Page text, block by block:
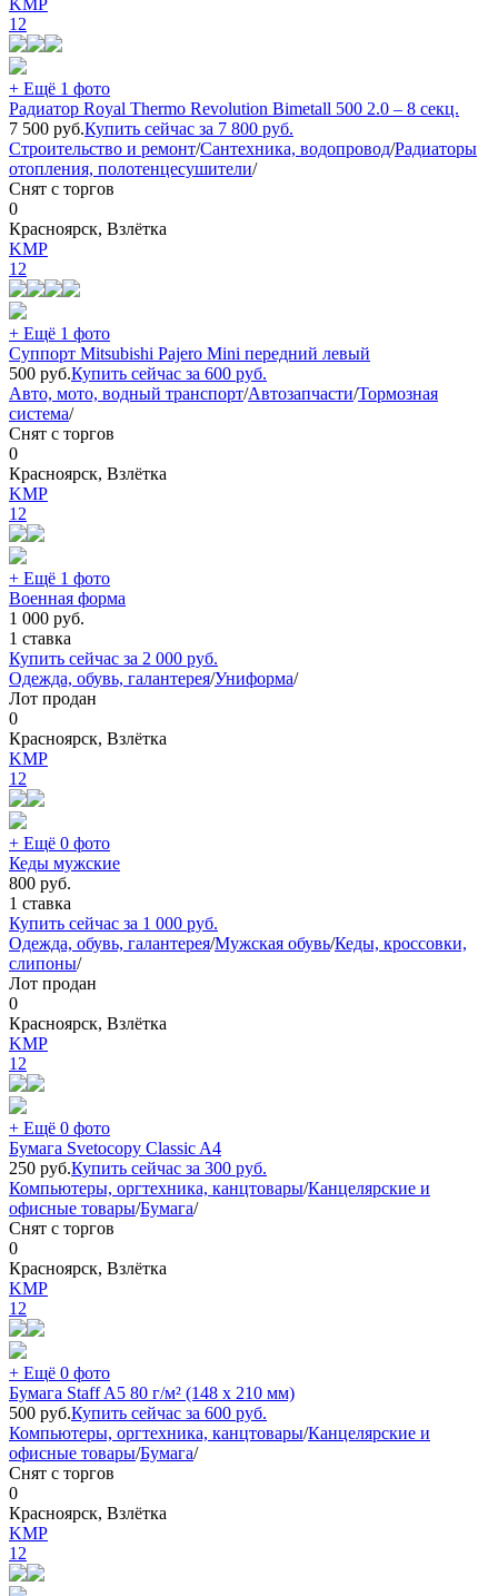
KMP
12
+ Ещё 1 фото
Радиатор Royal Thermo Revolution Bimetall 500 2.0 – 8 секц.
7 500 руб.Купить сейчас за 7 800 руб.
Строительство и ремонт/Сантехника, водопровод/Радиаторы
отопления, полотенцесушители/
Снят с торгов
0
Красноярск, Взлётка
KMP
12
+ Ещё 1 фото
Суппорт Mitsubishi Pajero Mini передний левый
500 руб.Купить сейчас за 600 руб.
Авто, мото, водный транспорт/Автозапчасти/Тормозная
система/
Снят с торгов
0
Красноярск, Взлётка
KMP
12
+ Ещё 1 фото
Военная форма
1 000 руб.
1 ставка
Купить сейчас за 2 000 руб.
Одежда, обувь, галантерея/Униформа/
Лот продан
0
Красноярск, Взлётка
KMP
12
+ Ещё 0 фото
Кеды мужские
800 руб.
1 ставка
Купить сейчас за 1 000 руб.
Одежда, обувь, галантерея/Мужская обувь/Кеды, кроссовки,
слипоны/
Лот продан
0
Красноярск, Взлётка
KMP
12
+ Ещё 0 фото
Бумага Svetocopy Classic A4
250 руб.Купить сейчас за 300 руб.
Компьютеры, оргтехника, канцтовары/Канцелярские и
офисные товары/Бумага/
Снят с торгов
0
Красноярск, Взлётка
KMP
12
+ Ещё 0 фото
Бумага Staff A5 80 г/м² (148 x 210 мм)
500 руб.Купить сейчас за 600 руб.
Компьютеры, оргтехника, канцтовары/Канцелярские и
офисные товары/Бумага/
Снят с торгов
0
Красноярск, Взлётка
KMP
12